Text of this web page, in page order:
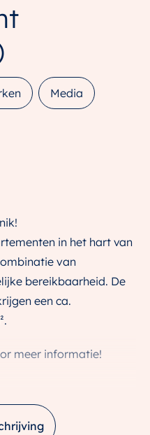
Media
in het hart van
van
bereikbaarheid. De
een ca.
meer informatie!
juli 2025
tweede helft